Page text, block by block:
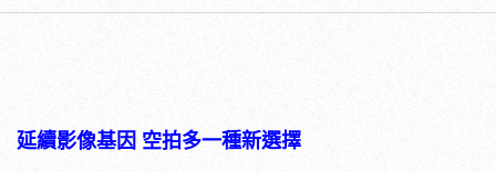
延續影像基因 空拍多一種新選擇